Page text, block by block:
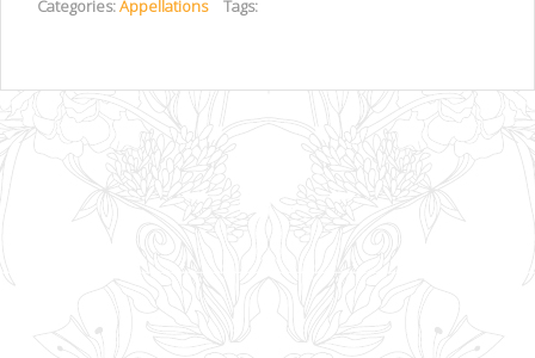
Categories:Appellations Tags: